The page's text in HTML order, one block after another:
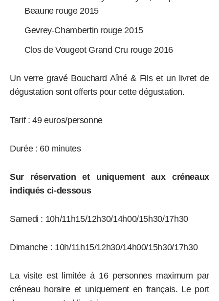
Beaune rouge 2015
Gevrey-Chambertin rouge 2015
Clos de Vougeot Grand Cru rouge 2016
Un verre gravé Bouchard Aîné & Fils et un livret de
dégustation sont offerts pour cette dégustation.
Tarif : 49 euros/personne
Durée : 60 minutes
Sur réservation et uniquement aux créneaux
indiqués ci-dessous
Samedi : 10h/11h15/12h30/14h00/15h30/17h30
Dimanche : 10h/11h15/12h30/14h00/15h30/17h30
La visite est limitée à 16 personnes maximum par
créneau horaire et uniquement en français. Le port